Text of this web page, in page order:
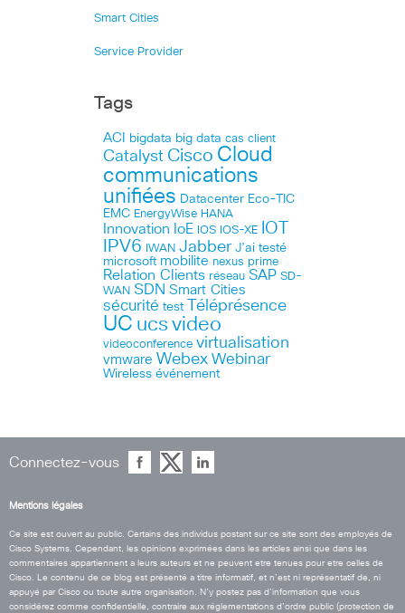
Smart Cities
Service Provider
Tags
ACI bigdata big data cas client
Catalyst Cisco Cloud
communications
unifiées Datacenter Eco-TIC
EMC EnergyWise HANA
Innovation IoE IOS IOS-XE IOT
IPV6 IWAN Jabber J’ai testé
microsoft mobilite nexus prime
Relation Clients réseau SAP SD-
WAN SDN Smart Cities
sécurité test Téléprésence
UC ucs video
videoconference virtualisation
vmware Webex Webinar
Wireless événement
Connectez-vous
Mentions légales
Ce site est ouvert au public. Certains des individus postant sur ce site sont des employés de
Cisco Systems. Cependant, les opinions exprimées dans les articles ainsi que dans les
commentaires appartiennent a leurs auteurs et ne peuvent etre tenues pour etre celles de
Cisco. Le contenu de ce blog est présenté a titre informatif, et n’est ni représentatif de, ni
appuyé par Cisco ou toute autre organisation. N’y postez pas d’information que vous
considérez comme confidentielle, contraire aux réglementations d’ordre public (protection de